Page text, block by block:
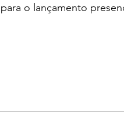
o lançamento